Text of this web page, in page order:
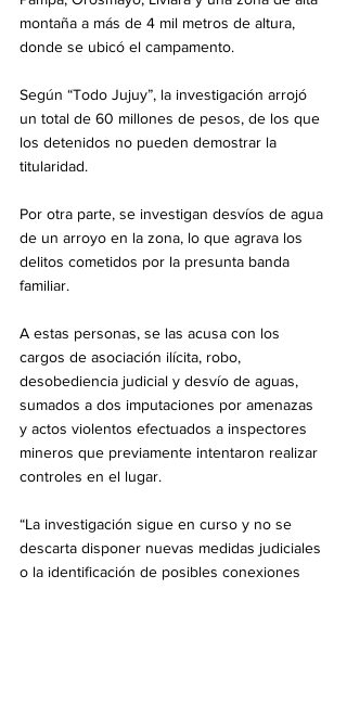
montaña a más de 4 mil metros de altura,
donde se ubicó el campamento.
Según “Todo Jujuy”, la investigación arrojó
un total de 60 millones de pesos, de los que
los detenidos no pueden demostrar la
titularidad.
Por otra parte, se investigan desvíos de agua
de un arroyo en la zona, lo que agrava los
delitos cometidos por la presunta banda
familiar.
A estas personas, se las acusa con los
cargos de asociación ilícita, robo,
desobediencia judicial y desvío de aguas,
sumados a dos imputaciones por amenazas
y actos violentos efectuados a inspectores
mineros que previamente intentaron realizar
controles en el lugar.
“La investigación sigue en curso y no se
descarta disponer nuevas medidas judiciales
o la identificación de posibles conexiones